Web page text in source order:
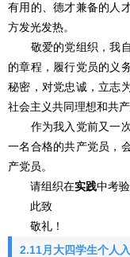
有用的、德才兼备的人
方发光发热。
敬爱的党组织，我自
的章程，履行党员的义
秘密，对党忠诚，立志
社会主义共同理想和共
作为我入党前又一次
一名合格的共产党员，
产党员。
请组织在实践中考验
此致
敬礼！
2.11月大四学生个人